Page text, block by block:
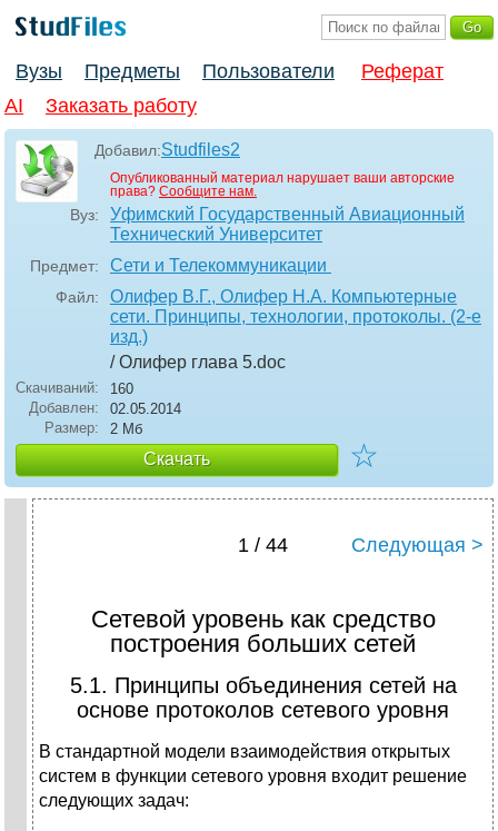
Вузы Предметы Пользователи
Реферат
AI
Заказать работу
Добавил:Studfiles2
Опубликованный материал нарушает ваши авторские
права? Сообщите нам.
Вуз:
Уфимский Государственный Авиационный
Технический Университет
Предмет: Сети и Телекоммуникации
Файл:
Олифер В.Г., Олифер Н.А. Компьютерные
сети. Принципы, технологии, протоколы. (2-е
изд.)
/ Олифер глава 5.doc
Скачиваний:
160
Добавлен:
02.05.2014
Размер:
2 Мб
Скачать ☆
1 / 44 Следующая >
Сетевой уровень как средство
построения больших сетей
5.1. Принципы объединения сетей на
основе протоколов сетевого уровня
В стандартной модели взаимодействия открытых
систем в функции сетевого уровня входит решение
следующих задач: